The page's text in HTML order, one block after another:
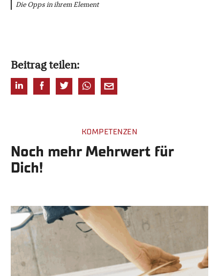
Die Opps in ihrem Element
Beitrag teilen:
KOMPETENZEN
Noch mehr Mehrwert für
Dich!